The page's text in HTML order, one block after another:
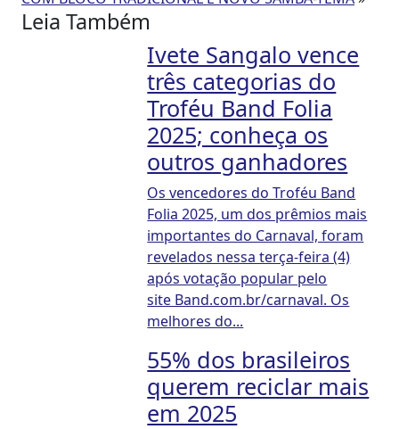
Leia Também
Ivete Sangalo vence
três categorias do
Troféu Band Folia
2025; conheça os
outros ganhadores
Os vencedores do Troféu Band
Folia 2025, um dos prêmios mais
importantes do Carnaval, foram
revelados nessa terça-feira (4)
após votação popular pelo
site Band.com.br/carnaval. Os
melhores do...
55% dos brasileiros
querem reciclar mais
em 2025